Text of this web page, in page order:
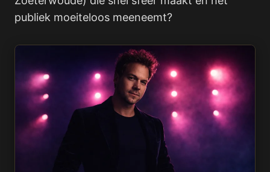
publiek moeiteloos meeneemt?